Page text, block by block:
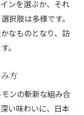
ンを選ぶか、それ
択肢は多様です。
なものとなり、訪
。
方
ンの斬新な組み合
い味わいに、日本